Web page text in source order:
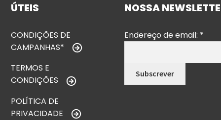
ÚTEIS
CONDIÇÕES DE
CAMPANHAS*
TERMOS E
CONDIÇÕES
POLÍTICA DE
PRIVACIDADE
NOSSA
Endereço de email: *